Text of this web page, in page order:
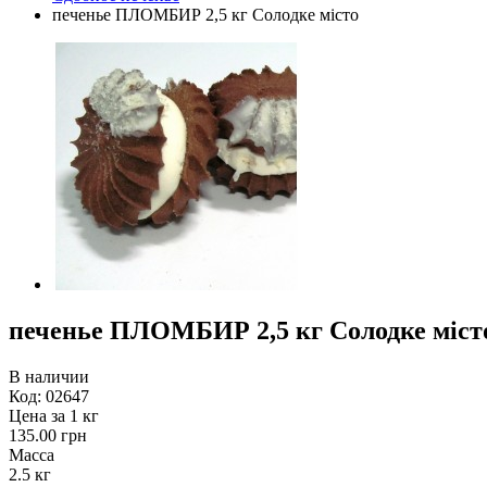
печенье ПЛОМБИР 2,5 кг Солодке місто
печенье ПЛОМБИР 2,5 кг Солодке
В наличии
Код: 02647
Цена за 1 кг
135.00 грн
Масса
2.5 кг